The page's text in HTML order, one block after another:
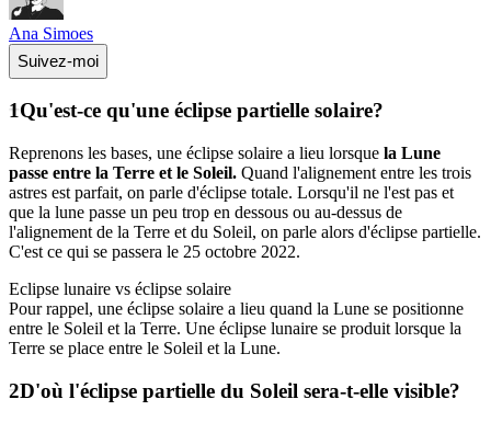
Ana Simoes
Suivez-moi
Qu'est-ce qu'une éclipse partielle solaire?
Reprenons les bases, une éclipse solaire a lieu lorsque la Lune
passe entre la Terre et le Soleil. Quand l'alignement entre les trois
astres est parfait, on parle d'éclipse totale. Lorsqu'il ne l'est pas et
que la lune passe un peu trop en dessous ou au-dessus de
l'alignement de la Terre et du Soleil, on parle alors d'éclipse partielle.
C'est ce qui se passera le 25 octobre 2022.
Eclipse lunaire vs éclipse solaire
Pour rappel, une éclipse solaire a lieu quand la Lune se positionne
entre le Soleil et la Terre. Une éclipse lunaire se produit lorsque la
Terre se place entre le Soleil et la Lune.
D'où l'éclipse partielle du Soleil sera-t-elle visible?